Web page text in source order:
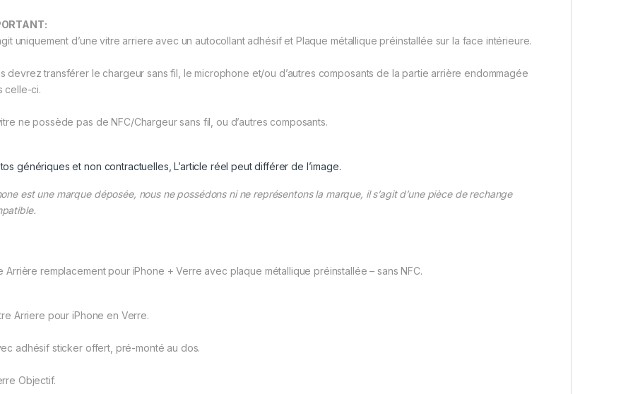
uniquement d’une vitre arriere avec un autocollant adhésif et Plaque métallique préinstallée sur la face intérieure.
devrez transférer le chargeur sans fil, le microphone et/ou d’autres composants de la partie arrière endommagée
celle-ci.
ne possède pas de NFC/Chargeur sans fil, ou d’autres composants.
génériques et non contractuelles, L’article réel peut différer de l’image.
est une marque déposée, nous ne possédons ni ne représentons la marque, il s’agit d’une pièce de rechange
Arrière remplacement pour iPhone + Verre avec plaque métallique préinstallée – sans NFC.
Arriere pour iPhone en Verre.
adhésif sticker offert, pré-monté au dos.
Objectif.